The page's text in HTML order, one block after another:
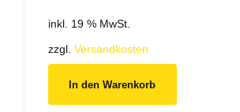
war:
18,00 €12,00 €.
inkl. 19 % MwSt.
zzgl. Versandkosten
In den Warenkorb